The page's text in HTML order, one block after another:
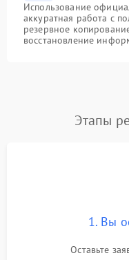
Использование
аккуратная работа с
резервное
восстановление
Этапы
1. Вы
Оставьте